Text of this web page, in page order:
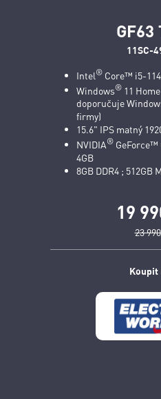
GF63
11SC-
Intel®Core™ i5-
Windows®11
doporučuje
firmy)
15.6" IPS matný
NVIDIA®GeForce™
4GB
8GB DDR4 ; 512GB
19
23
Koupit